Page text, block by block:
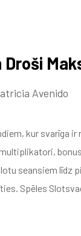
Droši
Avenido
kur svarīga
seansiem līdz
Spēles